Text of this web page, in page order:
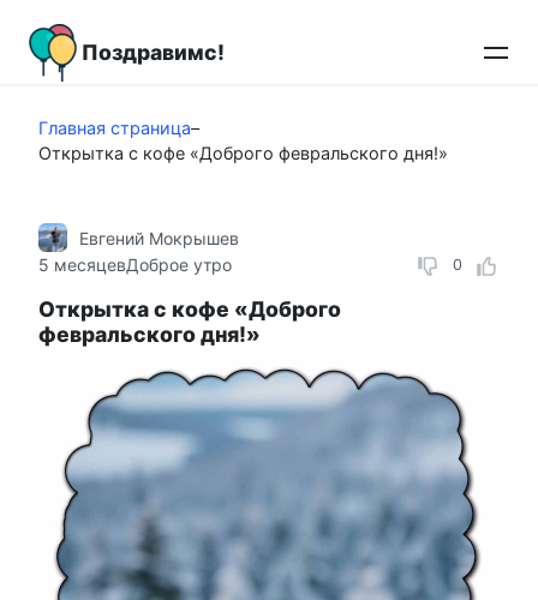
контенту
Поздравимс!
Главная страница–
Открытка с кофе «Доброго февральского дня!»
0
Евгений Мокрышев
5 месяцевДоброе утро
Открытка с кофе «Доброго
февральского дня!»